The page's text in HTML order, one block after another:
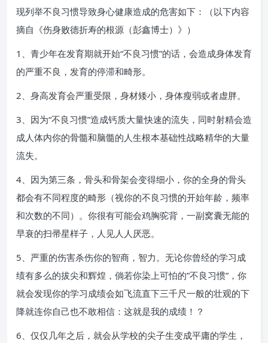
现列举不良习惯导致身心健康造成的危害如下：（以下内容
摘自《伤身败德折寿的根源（彭鑫博士）》）
1、青少年在发育期就开始“不良习惯”的话，会造成身体发育
的严重不良，发育的停滞和畸形。
2、身高发育会严重受限，身材矮小，身体瘦弱或者虚胖。
3、因为“不良习惯”造成钙质大量快速的流失，同时射精会造
成人体内你的骨髓和脑髓的人生根本基础性战略精华的大量
流失。
4、因为第三条，骨头和骨架会变得细小，你的全身的骨头
都会有不同程度的畸形（视你的不良习惯的开始年龄，频率
和次数的不同）。你很有可能会鸡胸驼背，一副窝囊无能的
早衰的扫帚星样子，人见人人厌恶。
5、严重的伤害杀伤你的智商，智力。无论你曾经的学习成
绩有多么的拔尖和辉煌，倘若你染上可怕的”不良习惯”，你
就会发现你的学习成绩会如飞流直下三千尺一般的壮观的下
降就连你自己也不敢相信：这就是我的成绩！？
6、仅仅几年之后，就会从学校的尖子生变成平庸的学生，